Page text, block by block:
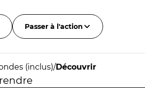
Passer à l'action
(inclus)/Découvrir